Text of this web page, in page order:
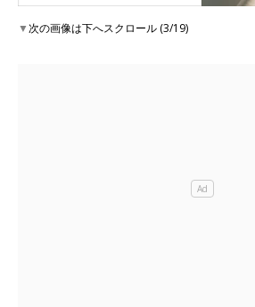
▼次の画像は下へスクロール (3/19)